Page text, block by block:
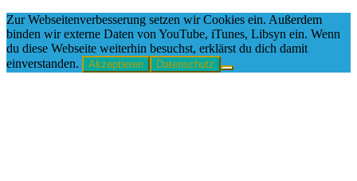
Zur Webseitenverbesserung setzen wir Cookies ein. Außerdem
binden wir externe Daten von YouTube, iTunes, Libsyn ein. Wenn
du diese Webseite weiterhin besuchst, erklärst du dich damit
einverstanden.
Akzeptieren Datenschutz